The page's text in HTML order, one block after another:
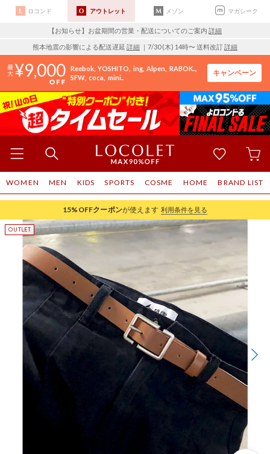
ロコンド アウトレット メゾン マガシーク
【お知らせ】お盆期間の営業・配送についてのご案内 詳細
熊本地震の影響による配送遅延 詳細 ｜7/30 (木) 14時〜 送料改訂詳細
9,000 Reebok YOSHITO ing Alpen
RABOK..
SFW coca mini..
キャンペーン
WOMEN MEN KIDS SPORTS COSME HOME BRAND LIST
15%OFFクーポンが使えます 利用条件を見る